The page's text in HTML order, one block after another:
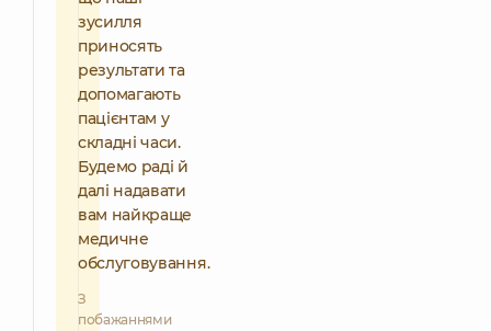
зусилля
приносять
результати та
допомагають
пацієнтам у
складні часи.
Будемо раді й
далі надавати
вам найкраще
медичне
обслуговування.
З
побажаннями